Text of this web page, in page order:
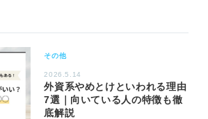
その他
2026.5.14
外資系やめとけといわれる理由
7選｜向いている人の特徴も徹
底解説